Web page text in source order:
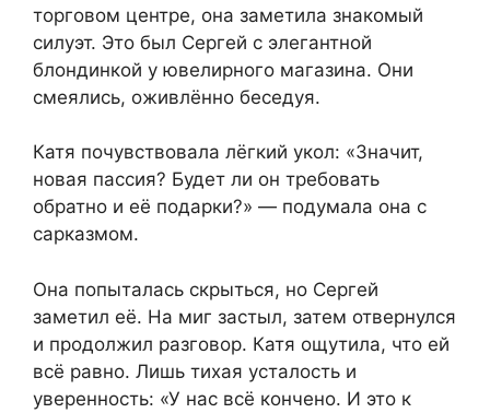
торговом центре, она заметила знакомый
силуэт. Это был Сергей с элегантной
блондинкой у ювелирного магазина. Они
смеялись, оживлённо беседуя.
Катя почувствовала лёгкий укол: «Значит,
новая пассия? Будет ли он требовать
обратно и её подарки?» — подумала она с
сарказмом.
Она попыталась скрыться, но Сергей
заметил её. На миг застыл, затем отвернулся
и продолжил разговор. Катя ощутила, что ей
всё равно. Лишь тихая усталость и
уверенность: «У нас всё кончено. И это к